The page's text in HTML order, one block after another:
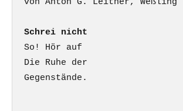
Schrei nicht
So! Hör auf
Die Ruhe der
Gegenstände.